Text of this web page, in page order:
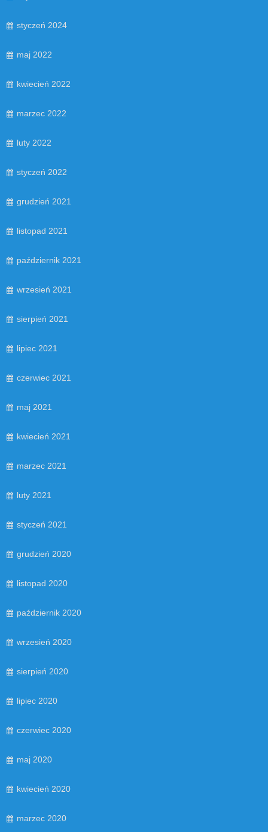
styczeń 2024
maj 2022
kwiecień 2022
marzec 2022
luty 2022
styczeń 2022
grudzień 2021
listopad 2021
październik 2021
wrzesień 2021
sierpień 2021
lipiec 2021
czerwiec 2021
maj 2021
kwiecień 2021
marzec 2021
luty 2021
styczeń 2021
grudzień 2020
listopad 2020
październik 2020
wrzesień 2020
sierpień 2020
lipiec 2020
czerwiec 2020
maj 2020
kwiecień 2020
marzec 2020